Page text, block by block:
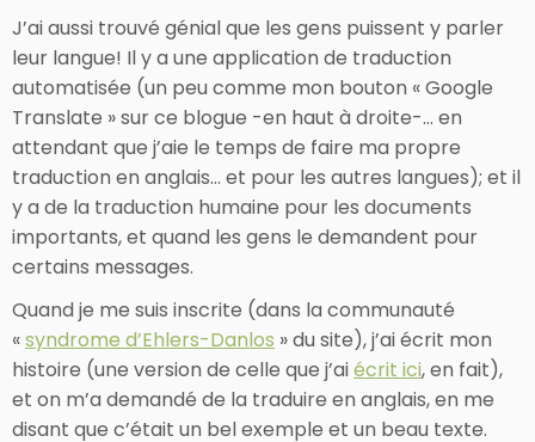
J’ai aussi trouvé génial que les gens puissent y parler
leur langue! Il y a une application de traduction
automatisée (un peu comme mon bouton « Google
Translate » sur ce blogue -en haut à droite-… en
attendant que j’aie le temps de faire ma propre
traduction en anglais… et pour les autres langues); et il
y a de la traduction humaine pour les documents
importants, et quand les gens le demandent pour
certains messages.
Quand je me suis inscrite (dans la communauté
«syndrome d’Ehlers-Danlos » du site), j’ai écrit mon
histoire (une version de celle que j’aiécrit ici, en fait),
et on m’a demandé de la traduire en anglais, en me
disant que c’était un bel exemple et un beau texte.